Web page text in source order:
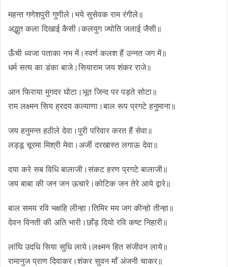
महन्त गणेशपुरी गुणीले।भये सुसेवक राम रंगीले॥
अद्भुत कला दिखाई कैसी।कलयुग ज्योति जलाई जैसी॥
ऊँची ध्वजा पताका नभ में।स्वर्ण कलश हैं उन्नत जग में॥
धर्म सत्य का डंका बाजे।सियाराम जय शंकर राजे॥
आन फिराया मुगदर घोटा।भूत जिन्द पर पड़ते सोटा॥
राम लक्ष्मन सिय ह्रदय कल्याणा।बाल रूप प्रगटे हनुमाना॥
जय हनुमन्त हठीले देवा।पुरी परिवार करत हैं सेवा॥
लड्डू चूरमा मिश्री मेवा।अर्जी दरखास्त लगाऊ देवा॥
दया करे सब विधि बालाजी।संकट हरण प्रगटे बालाजी॥
जय बाबा की जन जन ऊचारे।कोटिक जन तेरे आये द्वारे॥
बाल समय रवि भक्षहि लीन्हा।तिमिर मय जग कीन्हो तीन्हा॥
देवन विनती की अति भारी।छाँड़ दियो रवि कष्ट निहारी॥
लांघि उदधि सिया सुधि लाये।लक्ष्मन हित संजीवन लाये॥
रामानुज प्राण दिवाकर।शंकर सुवन माँ अंजनी चाकर॥